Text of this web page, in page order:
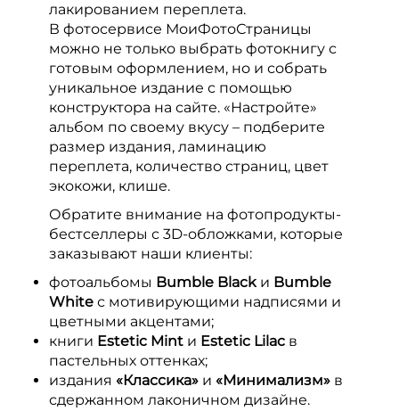
лакированием переплета.
В фотосервисе МоиФотоСтраницы
можно не только выбрать фотокнигу с
готовым оформлением, но и собрать
уникальное издание с помощью
конструктора на сайте. «Настройте»
альбом по своему вкусу – подберите
размер издания, ламинацию
переплета, количество страниц, цвет
экокожи, клише.
Обратите внимание на фотопродукты-
бестселлеры с 3D-обложками, которые
заказывают наши клиенты:
фотоальбомы Bumble Blackи Bumble
White с мотивирующими надписями и
цветными акцентами;
книги Estetic Mint и Estetic Lilac в
пастельных оттенках;
издания «Классика» и «Минимализм» в
сдержанном лаконичном дизайне.